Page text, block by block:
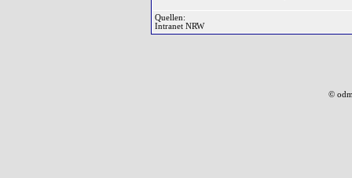
Quellen:
Intranet NRW
©